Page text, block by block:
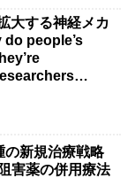
大する神経メカ
do people’s
の新規治療戦略
害薬の併用療法